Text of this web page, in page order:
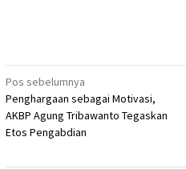
Navigasi
pos
Pos sebelumnya
Penghargaan sebagai Motivasi,
AKBP Agung Tribawanto Tegaskan
Etos Pengabdian